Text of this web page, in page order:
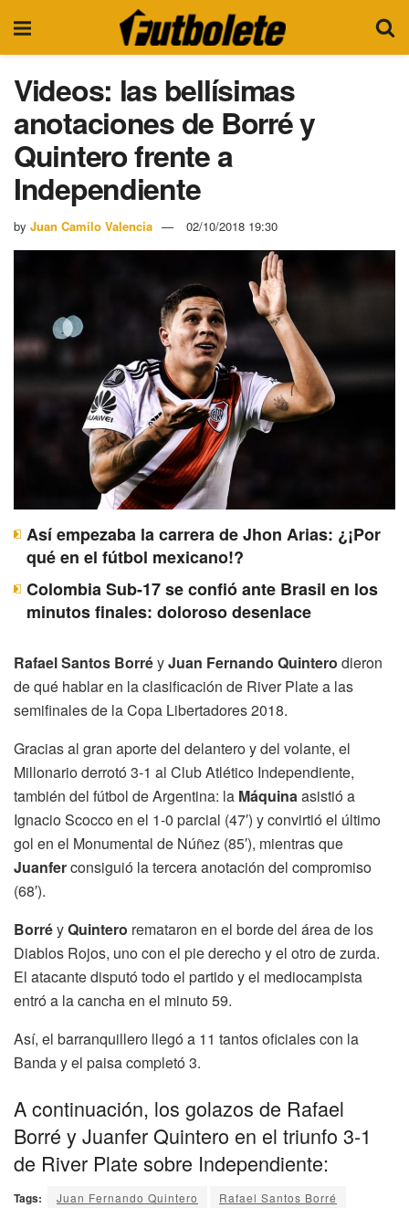
Videos: las bellísimas
anotaciones de Borré y
Quintero frente a
Independiente
by Juan Camilo Valencia 02/10/2018 19:30
Así empezaba la carrera de Jhon Arias: ¿¡Por
qué en el fútbol mexicano!?
Colombia Sub-17 se confió ante Brasil en los
minutos finales: doloroso desenlace
Rafael Santos BorréyJuan Fernando Quintero dieron
de qué hablar en la clasificación de River Plate a las
semifinales de la Copa Libertadores 2018.
Gracias al gran aporte del delantero y del volante, el
Millonario derrotó 3-1 al Club Atlético Independiente,
también del fútbol de Argentina: la Máquinaasistió a
Ignacio Scocco en el 1-0 parcial (47′) y convirtió el último
gol en el Monumental de Núñez (85′), mientras que
Juanferconsiguió la tercera anotación del compromiso
(68′).
BorréyQuintero remataron en el borde del área de los
Diablos Rojos, uno con el pie derecho y el otro de zurda.
El atacante disputó todo el partido y el mediocampista
entró a la cancha en el minuto 59.
Así, el barranquillero llegó a 11 tantos oficiales con la
Banda y el paisa completó 3.
A continuación, los golazos de Rafael
Borré y Juanfer Quintero en el triunfo 3-1
de River Plate sobre Independiente:
Tags: Juan Fernando Quintero
Rafael Santos Borré